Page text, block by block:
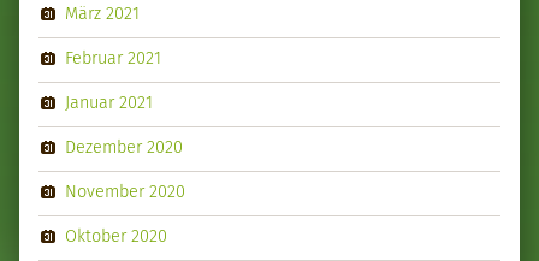
März 2021
Februar 2021
Januar 2021
Dezember 2020
November 2020
Oktober 2020